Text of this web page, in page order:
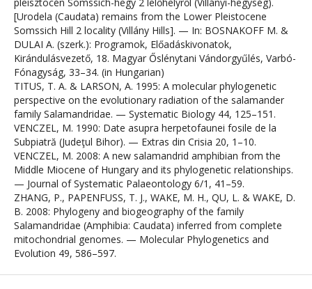
[Urodela (Caudata) remains from the Lower Pleistocene
Somssich Hill 2 locality (Villány Hills]. — In: BOSNAKOFF M. &
DULAI A. (szerk.): Programok, Előadáskivonatok,
Kirándulásvezető, 18. Magyar Őslénytani Vándorgyűlés, Varbó-
Fónagyság, 33–34. (in Hungarian)
TITUS, T. A. & LARSON, A. 1995: A molecular phylogenetic
perspective on the evolutionary radiation of the salamander
family Salamandridae. — Systematic Biology 44, 125–151.
VENCZEL, M. 1990: Date asupra herpetofaunei fosile de la
Subpiatră (Judeţul Bihor). — Extras din Crisia 20, 1–10.
VENCZEL, M. 2008: A new salamandrid amphibian from the
Middle Miocene of Hungary and its phylogenetic relationships.
— Journal of Systematic Palaeontology 6/1, 41–59.
ZHANG, P., PAPENFUSS, T. J., WAKE, M. H., QU, L. & WAKE, D.
B. 2008: Phylogeny and biogeography of the family
Salamandridae (Amphibia: Caudata) inferred from complete
mitochondrial genomes. — Molecular Phylogenetics and
Evolution 49, 586–597.